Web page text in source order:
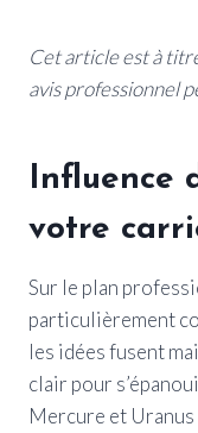
Cet article est à
avis professionnel
Influence
votre
Sur le plan
particulièrement
les idées fusent
clair pour
Mercure et